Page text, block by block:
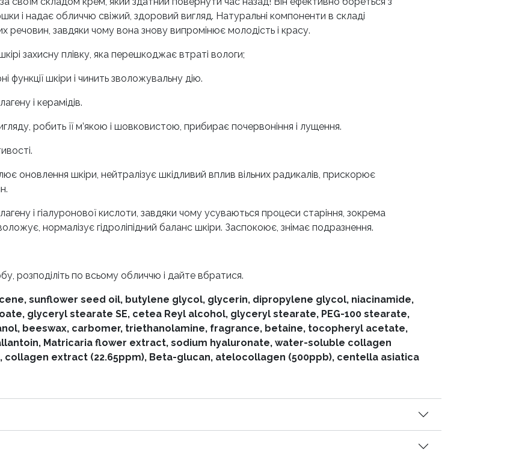
і надає обличчю свіжий, здоровий вигляд. Натуральні компоненти в складі
речовин, завдяки чому вона знову випромінює молодість і красу.
захисну плівку, яка перешкоджає втраті вологи;
функції шкіри і чинить зволожувальну дію.
і керамідів.
робить її м’якою і шовковистою, прибирає почервоніння і лущення.
оновлення шкіри, нейтралізує шкідливий вплив вільних радикалів, прискорює
і гіалуронової кислоти, завдяки чому усуваються процеси старіння, зокрема
нормалізує гідроліпідний баланс шкіри. Заспокоює, знімає подразнення.
розподіліть по всьому обличчю і дайте вбратися.
sunflower seed oil, butylene glycol, glycerin, dipropylene glycol, niacinamide,
glyceryl stearate SE, cetea Reyl alcohol, glyceryl stearate, PEG-100 stearate,
beeswax, carbomer, triethanolamine, fragrance, betaine, tocopheryl acetate,
Matricaria flower extract, sodium hyaluronate, water-soluble collagen
collagen extract (22.65ppm), Beta-glucan, atelocollagen (500ppb), centella asiatica